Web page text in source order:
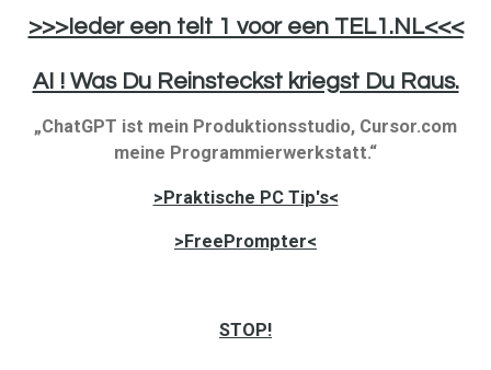
>>>Ieder een telt 1 voor een TEL1.NL<<<
AI ! Was Du Reinsteckst kriegst Du Raus.
„ChatGPT ist mein Produktionsstudio, Cursor.com
meine Programmierwerkstatt.“
>Praktische PC Tip's<
>FreePrompter<
STOP!